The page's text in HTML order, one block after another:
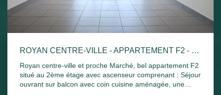
ROYAN CENTRE-VILLE - APPARTEMENT F2 - 42.52M²
Royan centre-ville et proche Marché, bel appartement F2
situé au 2ème étage avec ascenseur comprenant : Séjour
ouvrant sur balcon avec coin cuisine aménagée, une